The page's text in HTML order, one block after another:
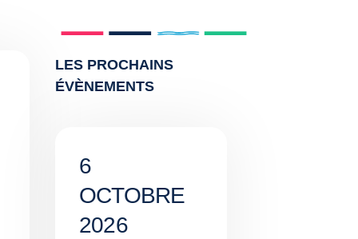
LES PROCHAINS
ÉVÈNEMENTS
6
OCTOBRE
2026